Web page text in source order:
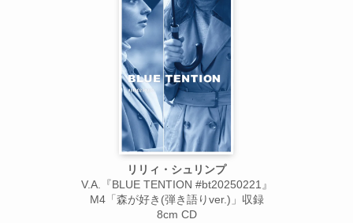
リリィ・シュリンプ
V.A.『BLUE TENTION #bt20250221』
M4「森が好き(弾き語りver.)」収録
8cm CD